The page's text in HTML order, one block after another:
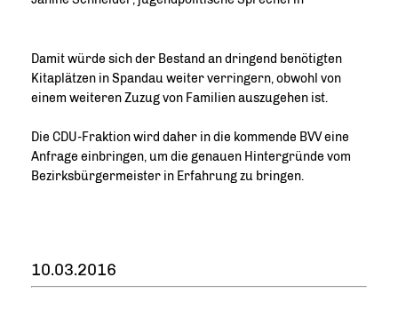
Damit würde sich der Bestand an dringend benötigten
Kitaplätzen in Spandau weiter verringern, obwohl von
einem weiteren Zuzug von Familien auszugehen ist.
Die CDU-Fraktion wird daher in die kommende BVV eine
Anfrage einbringen, um die genauen Hintergründe vom
Bezirksbürgermeister in Erfahrung zu bringen.
10.03.2016